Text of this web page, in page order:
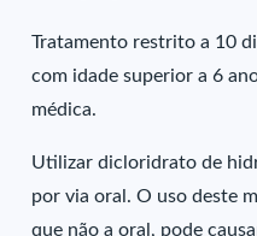
Tratamento restrito a 10
com idade superior a 6
médica.
Utilizar dicloridrato de
por via oral. O uso deste
que não a oral, pode